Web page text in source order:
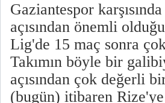
Gaziantespor
açısından önemli
Lig'de 15 maç sonra
Takımın böyle bir
açısından çok değerli
(bugün) itibaren Rize'ye